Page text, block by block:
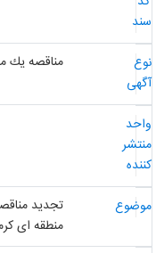
مناقصه یك
تجدید
منطقه ای